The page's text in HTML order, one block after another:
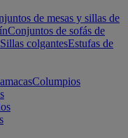
de mesas y sillas de
Conjuntos de sofás de
Sillas colgantesEstufas de
Columpios